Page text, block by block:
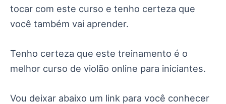
tocar com este curso e tenho certeza que
você também vai aprender.
Tenho certeza que este treinamento é o
melhor curso de violão online para iniciantes.
Vou deixar abaixo um link para você conhecer